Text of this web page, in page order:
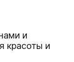
и
красоты и